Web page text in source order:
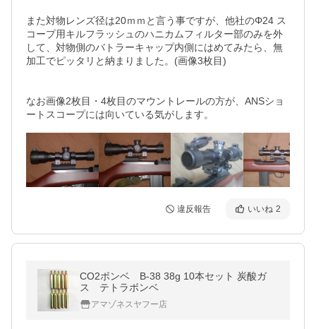
また対物レンズ径は20ｍｍと言う事ですが、他社のΦ24 ス
コープ用キルフラッシュのハニカムフィルター部のみを外
して、対物側のバトラーキャップ内側にはめてみたら、無
加工でピッタリと納まりました。(画像3枚目)
なお画像2枚目・4枚目のマウントレールの方が、ANSショ
違反報告 いいね 2
CO2ボンベ B-38 38g 10本セット 炭酸ガ
ス テトラボンベ
アマゾネスヤフー店